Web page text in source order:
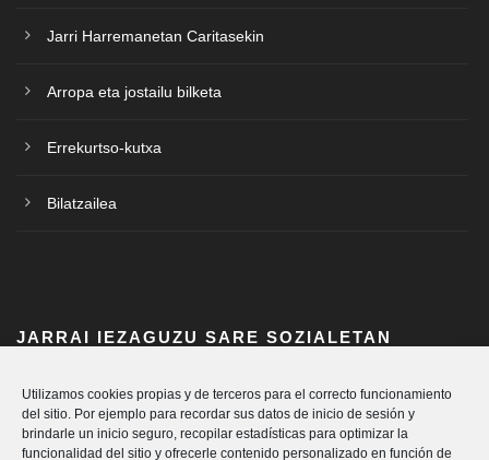
Utilizamos cookies propias y de terceros para el correcto funcionamiento
del sitio. Por ejemplo para recordar sus datos de inicio de sesión y
brindarle un inicio seguro, recopilar estadísticas para optimizar la
funcionalidad del sitio y ofrecerle contenido personalizado en función de
Jarri Harremanetan Caritasekin
Arropa eta jostailu bilketa
Errekurtso-kutxa
Bilatzailea
JARRAI IEZAGUZU SARE SOZIALETAN